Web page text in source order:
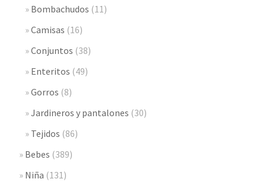
Bombachudos (11)
Camisas (16)
Conjuntos (38)
Enteritos (49)
Gorros (8)
Jardineros y pantalones (30)
Tejidos (86)
Bebes (389)
Niña (131)